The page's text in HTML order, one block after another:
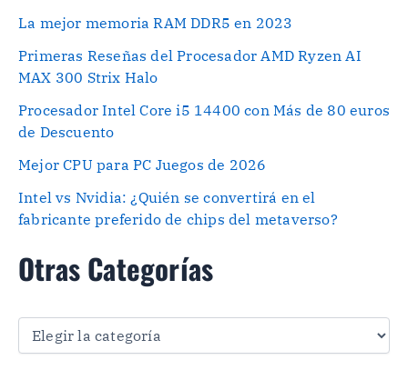
La mejor memoria RAM DDR5 en 2023
Primeras Reseñas del Procesador AMD Ryzen AI
MAX 300 Strix Halo
Procesador Intel Core i5 14400 con Más de 80 euros
de Descuento
Mejor CPU para PC Juegos de 2026
Intel vs Nvidia: ¿Quién se convertirá en el
fabricante preferido de chips del metaverso?
Otras Categorías
O